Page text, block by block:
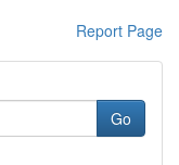
Report Page
Go